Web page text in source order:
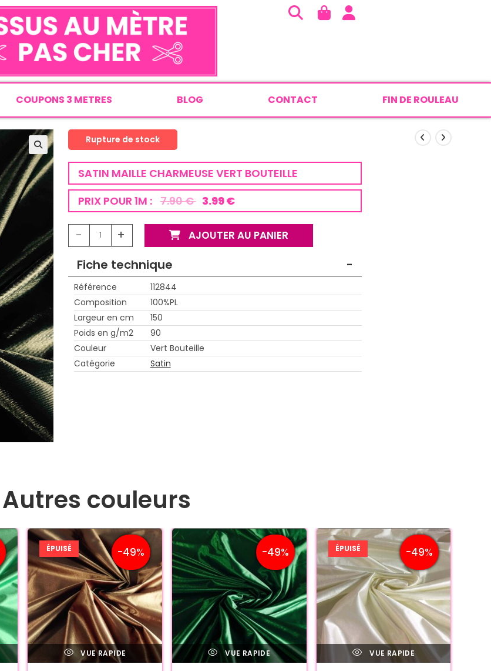
COUPONS 3 METRES BLOG CONTACT FIN DE ROULEAU
Rupture de stock
SATIN MAILLE CHARMEUSE VERT BOUTEILLE
PRIX POUR 1M : 7.90 € 3.99 €
- + AJOUTER AU PANIER
Fiche technique -
Référence
112844
Composition
100%PL
Largeur en cm
150
Poids en g/m2
90
Couleur
Vert Bouteille
Catégorie
Satin
Autres couleurs
-49%
ÉPUISÉ
VUE RAPIDE
-49%
VUE RAPIDE
-49%
ÉPUISÉ
VUE RAPIDE